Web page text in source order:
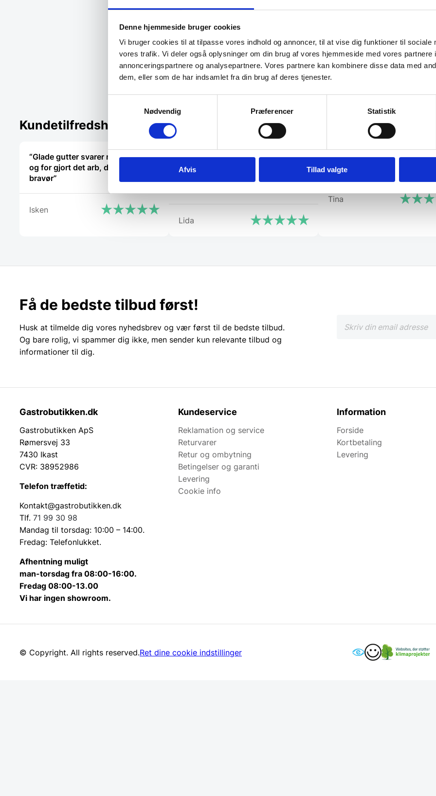
Denne hjemmeside bruger cookies
Vi bruger cookies til at tilpasse vores indhold og annoncer, til at vise dig funktioner til sociale
vores trafik. Vi deler også oplysninger om din brug af vores hjemmeside med vores partnere
annonceringspartnere og analysepartnere. Vores partnere kan kombinere disse data med
dem, eller som de har indsamlet fra din brug af deres tjenester.
Nødvendig
Præferencer Statistik
Afvis Tillad valgte
gafler, 1,2 l. Det er en stor…
399,00DKK
Vi prismatcher
Kundetilfredshed
“Glade gutter svarer meget klart
og for gjort det arb, de lover med
bravør”
Isken
“Mega ærlig og dygtig … har talt
med 10 forskellige forhandler men
ingen gav mig den samme tryghed
Lida
“Er blevet mødt at
utrolig søde medarbejdere”
Tina
Få de bedste tilbud først!
Husk at tilmelde dig vores nyhedsbrev og vær først til de bedste tilbud.
Og bare rolig, vi spammer dig ikke, men sender kun relevante tilbud og
informationer til dig.
Gastrobutikken.dk
Gastrobutikken ApS
Rømersvej 33
7430 Ikast
CVR: 38952986
Telefon træffetid:
Kontakt@gastrobutikken.dk
Tlf. 71 99 30 98
Mandag til torsdag: 10:00 – 14:00.
Fredag: Telefonlukket.
Afhentning muligt
man-torsdag fra 08:00-16:00.
Fredag 08:00-13.00
Vi har ingen showroom.
Kundeservice
Reklamation og service
Returvarer
Retur og ombytning
Betingelser og garanti
Levering
Cookie info
Information
Forside
Kortbetaling
Levering
© Copyright. All rights reserved.Ret dine cookie indstillinger